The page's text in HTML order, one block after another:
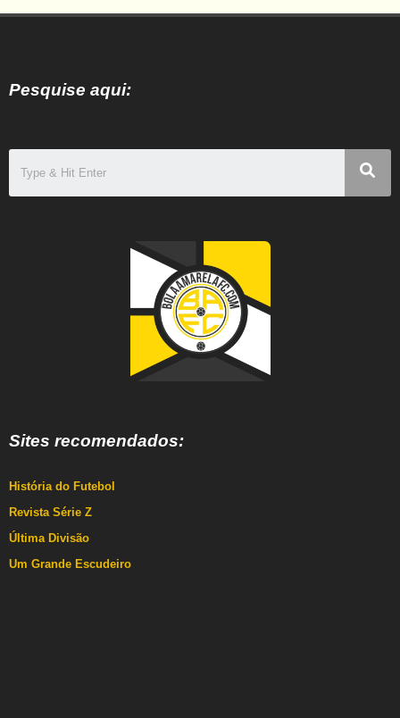
Pesquise aqui:
Sites recomendados:
História do Futebol
Revista Série Z
Última Divisão
Um Grande Escudeiro